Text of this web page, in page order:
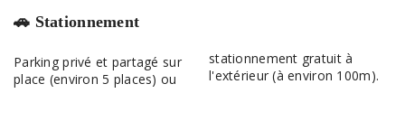
🚗 Stationnement
Parking privé et partagé sur
place (environ 5 places) ou
stationnement gratuit à
l'extérieur (à environ 100m).